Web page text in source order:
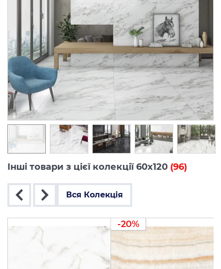
Інші товари з цієї колекції 60x120 (96)
Вся Колекція
-20%